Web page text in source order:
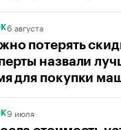
6 августа
потерять
назвали
для покупки
9 июля